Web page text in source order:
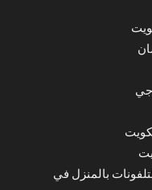
جي
بالمنزل في